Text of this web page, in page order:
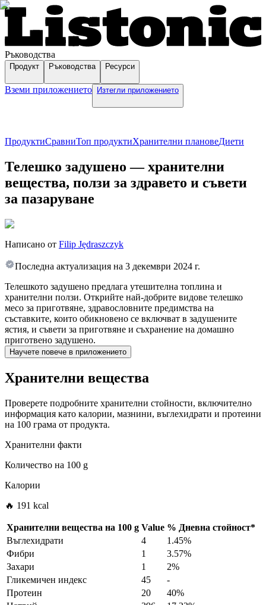
Ръководства
Продукт Ръководства Ресурси
Вземи приложението Изтегли приложението
ПродуктиСравниТоп продуктиХранителни плановеДиети
Телешко задушено — хранителни
вещества, ползи за здравето и съвети
за пазаруване
Написано от Filip Jędraszczyk
Последна актуализация на 3 декември 2024 г.
Телешкото задушено предлага утешителна топлина и
хранителни ползи. Открийте най-добрите видове телешко
месо за приготвяне, здравословните предимства на
съставките, които обикновено се включват в задушените
ястия, и съвети за приготвяне и съхранение на домашно
приготвено задушено.
Научете повече в приложението
Хранителни вещества
Проверете подробните хранителни стойности, включително
информация като калории, мазнини, въглехидрати и протеини
на 100 грама от продукта.
Хранителни факти
Количество на 100 g
Калории
🔥 191 kcal
Хранителни вещества на 100 g Value % Дневна стойност*
Въглехидрати
4
1.45%
Фибри
1
3.57%
Захари
1
2%
Гликемичен индекс
45
-
Протеин
20
40%